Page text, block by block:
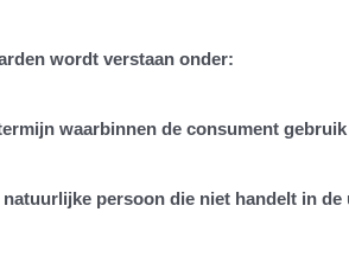
wordt verstaan onder:
waarbinnen de consument
natuurlijke persoon die niet handelt in